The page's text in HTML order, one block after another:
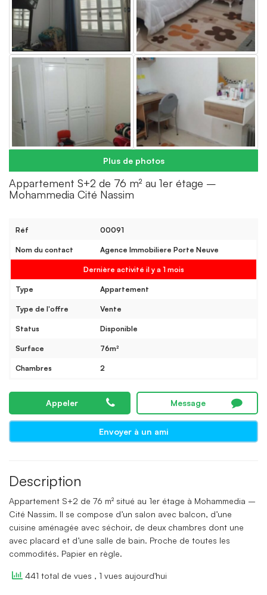
Plus de photos
Appartement S+2 de 76 m² au 1er étage –
Mohammedia Cité Nassim
Réf 00091
Nom du contact Agence Immobiliere Porte Neuve
Dernière activité il y a 1 mois
Type Appartement
Type de l'offre Vente
Status Disponible
Surface 76m²
Chambres 2
Appeler Message
Envoyer à un ami
Description
Appartement S+2 de 76 m² situé au 1er étage à Mohammedia –
Cité Nassim. Il se compose d’un salon avec balcon, d’une
cuisine aménagée avec séchoir, de deux chambres dont une
avec placard et d’une salle de bain. Proche de toutes les
commodités. Papier en règle.
441 total de vues , 1 vues aujourd'hui